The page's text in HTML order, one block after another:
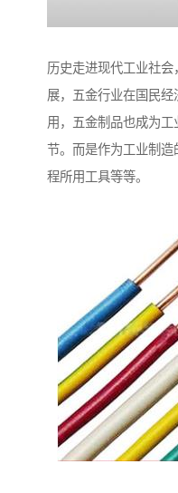
历史走进现代工业社
展，五金行业在国民
用，五金制品也成为
节。而是作为工业制
程所用工具等等。